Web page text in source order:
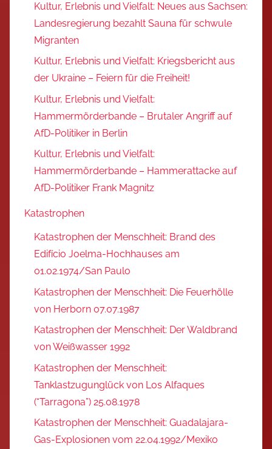
Kultur, Erlebnis und Vielfalt: Neues aus Sachsen:
Landesregierung bezahlt Sauna für schwule
Migranten
Kultur, Erlebnis und Vielfalt: Kriegsbericht aus
der Ukraine – Feiern für die Freiheit!
Kultur, Erlebnis und Vielfalt:
Hammermörderbande – Brutaler Angriff auf
AfD-Politiker in Berlin
Kultur, Erlebnis und Vielfalt:
Hammermörderbande – Hammerattacke auf
AfD-Politiker Frank Magnitz
Katastrophen
Katastrophen der Menschheit: Brand des
Edifício Joelma-Hochhauses am
01.02.1974/San Paulo
Katastrophen der Menschheit: Die Feuerhölle
von Herborn 07.07.1987
Katastrophen der Menschheit: Der Waldbrand
von Weißwasser 1992
Katastrophen der Menschheit:
Tanklastzugunglück von Los Alfaques
(“Tarragona”) 25.08.1978
Katastrophen der Menschheit: Guadalajara-
Gas-Explosionen vom 22.04.1992/Mexiko